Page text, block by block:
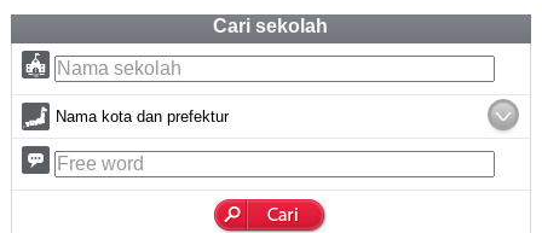
Cari sekolah
Nama kota dan prefektur